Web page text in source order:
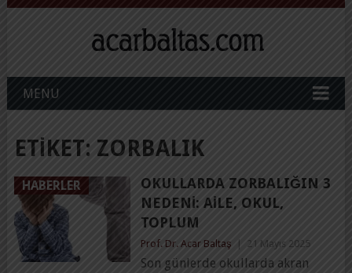
MENU
ETIKET: ZORBALIK
HABERLER
OKULLARDA ZORBALIĞIN 3
NEDENI: AILE, OKUL,
TOPLUM
Prof. Dr. Acar Baltaş 21 Mayıs 2025
Son günlerde okullarda akran